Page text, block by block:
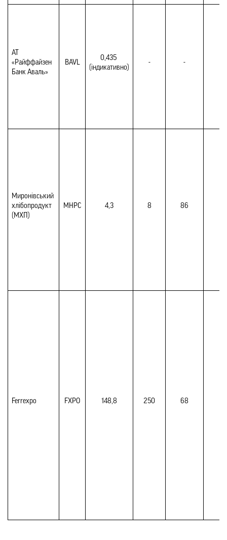
АТ
«Райффайзен
Банк Аваль»
BAVL
0,435
(індикативно)
- -
Миронівський
хлібопродукт
(МХП)
MHPC 4,3 8 86
Ferrexpo FXPO 148,8 250 68